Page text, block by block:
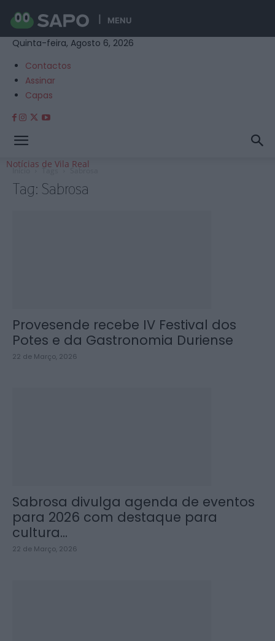
MENU
Quinta-feira, Agosto 6, 2026
Contactos
Assinar
Capas
Notícias de Vila Real
Início Tags Sabrosa
Tag: Sabrosa
Provesende recebe IV Festival dos
Potes e da Gastronomia Duriense
22 de Março, 2026
Sabrosa divulga agenda de eventos
para 2026 com destaque para
cultura...
22 de Março, 2026